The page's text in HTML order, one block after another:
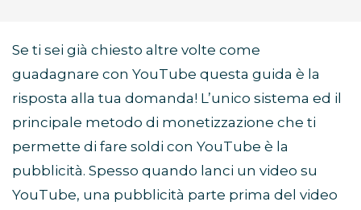
Se ti sei già chiesto altre volte come
guadagnare con YouTube questa guida è la
risposta alla tua domanda! L’unico sistema ed il
principale metodo di monetizzazione che ti
permette di fare soldi con YouTube è la
pubblicità. Spesso quando lanci un video su
YouTube, una pubblicità parte prima del video